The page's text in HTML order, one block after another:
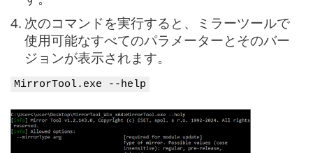
4. 次のコマンドを実行すると、ミラーツールで
使用可能なすべてのパラメーターとそのバー
ジョンが表示されます。
MirrorTool.exe --help